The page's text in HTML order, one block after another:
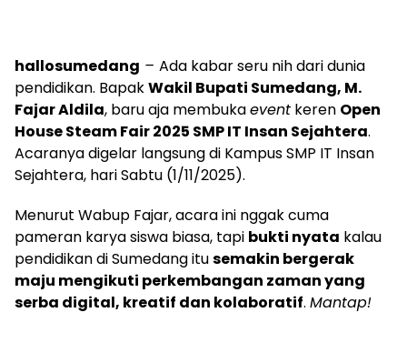
hallosumedang – Ada kabar seru nih dari dunia
pendidikan. BapakWakil Bupati Sumedang, M.
Fajar Aldila, baru aja membukaevent keren Open
House Steam Fair 2025 SMP IT Insan Sejahtera.
Acaranya digelar langsung di Kampus SMP IT Insan
Sejahtera, hari Sabtu (1/11/2025).
Menurut Wabup Fajar, acara ini nggak cuma
pameran karya siswa biasa, tapi bukti nyata kalau
pendidikan di Sumedang itusemakin bergerak
maju mengikuti perkembangan zaman yang
serba digital, kreatif dan kolaboratif. Mantap!